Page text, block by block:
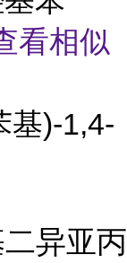
看相似
基)-1,4-
异亚丙